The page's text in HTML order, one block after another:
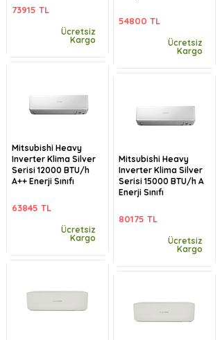
73915 TL
Ücretsiz
Kargo
Mitsubishi Heavy
Inverter Klima Silver
Serisi 12000 BTU/h
A++ Enerji Sınıfı
63845 TL
Ücretsiz
Kargo
54800 TL
Ücretsiz
Kargo
Mitsubishi Heavy
Inverter Klima Silver
Serisi 15000 BTU/h A
Enerji Sınıfı
80175 TL
Ücretsiz
Kargo